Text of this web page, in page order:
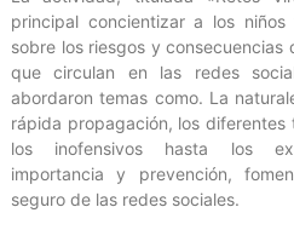
principal concientizar a los
sobre los riesgos y
que circulan en las redes
abordaron temas como. La
rápida propagación, los
los inofensivos hasta los
importancia y prevención,
seguro de las redes sociales.